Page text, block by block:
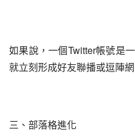
如果說，一個Twitter帳號是
就立刻形成好友聯播或逗陣網
三、部落格進化